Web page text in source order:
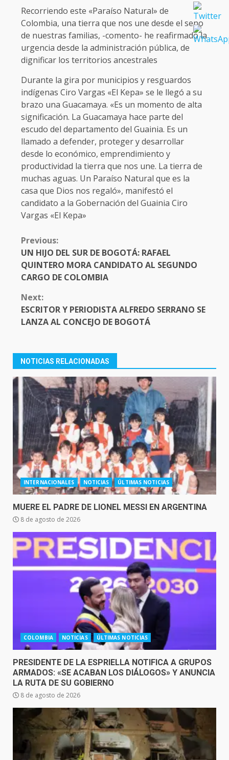
Recorriendo este «Paraíso Natural» de
Colombia, una tierra que nos une desde el seno
de nuestras familias, -comento- he reafirmado la
urgencia desde la administración pública, de
dignificar los territorios ancestrales
Durante la gira por municipios y resguardos
indígenas Ciro Vargas «El Kepa» se le llegó a su
brazo una Guacamaya. «Es un momento de alta
significación. La Guacamaya hace parte del
escudo del departamento del Guainia. Es un
llamado a defender, proteger y desarrollar
desde lo económico, emprendimiento y
productividad la tierra que nos une. La tierra de
muchas aguas. Un Paraíso Natural que es la
casa que Dios nos regaló», manifestó el
candidato a la Gobernación del Guainia Ciro
Vargas «El Kepa»
CONTINUE
READING
Previous:
UN HIJO DEL SUR DE BOGOTÁ: RAFAEL
QUINTERO MORA CANDIDATO AL SEGUNDO
CARGO DE COLOMBIA
Next:
ESCRITOR Y PERIODISTA ALFREDO SERRANO SE
LANZA AL CONCEJO DE BOGOTÁ
NOTICIAS RELACIONADAS
INTERNACIONALES NOTICIAS ÚLTIMAS NOTICIAS
MUERE EL PADRE DE LIONEL MESSI EN ARGENTINA
8 de agosto de 2026
COLOMBIA NOTICIAS ÚLTIMAS NOTICIAS
PRESIDENTE DE LA ESPRIELLA NOTIFICA A GRUPOS
ARMADOS: «SE ACABAN LOS DIÁLOGOS» Y ANUNCIA
LA RUTA DE SU GOBIERNO
8 de agosto de 2026